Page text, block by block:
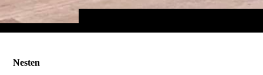
Nesten